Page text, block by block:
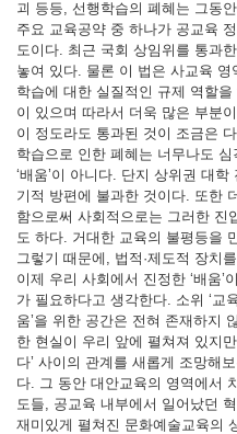
괴 등등, 선행학습의 폐혜는 그동
주요 교육공약 중 하나가 공교육
도이다. 최근 국회 상임위를 통과
놓여 있다. 물론 이 법은 사교육
학습에 대한 실질적인 규제 역할
이 있으며 따라서 더욱 많은 부분
이 정도라도 통과된 것이 조금은
학습으로 인한 폐혜는 너무나도
‘배움’이 아니다. 단지 상위권 대
기적 방편에 불과한 것이다. 또한
함으로써 사회적으로는 그러한 진
도 하다. 거대한 교육의 불평등을
그렇기 때문에, 법적·제도적 장치
이제 우리 사회에서 진정한 ‘배움’
가 필요하다고 생각한다. 소위 ‘교
움’을 위한 공간은 전혀 존재하지
한 현실이 우리 앞에 펼쳐져 있지
다’ 사이의 관계를 새롭게 조망해
다. 그 동안 대안교육의 영역에서
도들, 공교육 내부에서 일어났던
재미있게 펼쳐진 문화예술교육의